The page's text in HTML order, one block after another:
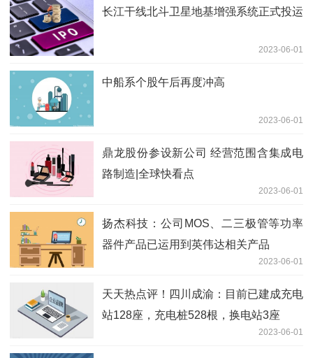
长江干线北斗卫星地基增强系统正式投运
2023-06-01
中船系个股午后再度冲高
2023-06-01
鼎龙股份参设新公司 经营范围含集成电
路制造|全球快看点
2023-06-01
扬杰科技：公司MOS、二三极管等功率
器件产品已运用到英伟达相关产品
2023-06-01
天天热点评！四川成渝：目前已建成充电
站128座，充电桩528根，换电站3座
2023-06-01